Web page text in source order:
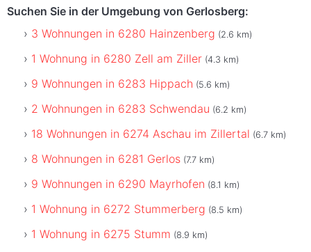
Suchen Sie in der Umgebung von Gerlosberg:
3 Wohnungen in 6280 Hainzenberg (2.6 km)
1 Wohnung in 6280 Zell am Ziller (4.3 km)
9 Wohnungen in 6283 Hippach (5.6 km)
2 Wohnungen in 6283 Schwendau (6.2 km)
18 Wohnungen in 6274 Aschau im Zillertal (6.7 km)
8 Wohnungen in 6281 Gerlos (7.7 km)
9 Wohnungen in 6290 Mayrhofen (8.1 km)
1 Wohnung in 6272 Stummerberg (8.5 km)
1 Wohnung in 6275 Stumm (8.9 km)